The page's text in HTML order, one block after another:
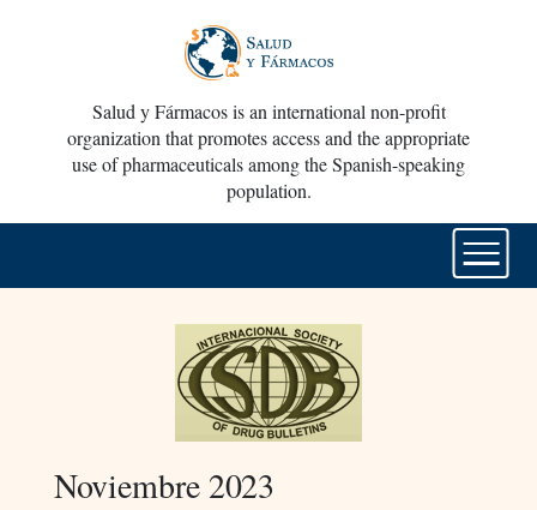
Salud y Fármacos is an international non-profit
organization that promotes access and the appropriate
use of pharmaceuticals among the Spanish-speaking
population.
Noviembre 2023